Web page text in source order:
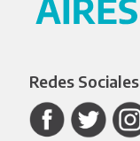
Redes Sociales